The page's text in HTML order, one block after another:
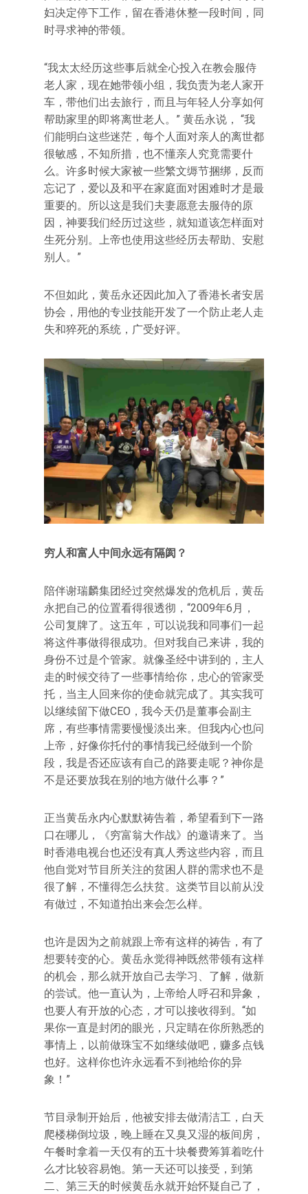
妇决定停下工作，留在香港休整一段时间，同
时寻求神的带领。
“我太太经历这些事后就全心投入在教会服侍
老人家，现在她带领小组，我负责为老人家开
车，带他们出去旅行，而且与年轻人分享如何
帮助家里的即将离世老人。” 黄岳永说， “我
们能明白这些迷茫，每个人面对亲人的离世都
很敏感，不知所措，也不懂亲人究竟需要什
么。许多时候大家被一些繁文缛节捆绑，反而
忘记了，爱以及和平在家庭面对困难时才是最
重要的。所以这是我们夫妻愿意去服侍的原
因，神要我们经历过这些，就知道该怎样面对
生死分别。上帝也使用这些经历去帮助、安慰
别人。”
不但如此，黄岳永还因此加入了香港长者安居
协会，用他的专业技能开发了一个防止老人走
失和猝死的系统，广受好评。
穷人和富人中间永远有隔阂？
陪伴谢瑞麟集团经过突然爆发的危机后，黄岳
永把自己的位置看得很透彻，“2009年6月，
公司复牌了。这五年，可以说我和同事们一起
将这件事做得很成功。但对我自己来讲，我的
身份不过是个管家。就像圣经中讲到的，主人
走的时候交待了一些事情给你，忠心的管家受
托，当主人回来你的使命就完成了。其实我可
以继续留下做CEO，我今天仍是董事会副主
席，有些事情需要慢慢淡出来。但我内心也问
上帝，好像你托付的事情我已经做到一个阶
段，我是否还应该有自己的路要走呢？神你是
不是还要放我在别的地方做什么事？”
正当黄岳永内心默默祷告着，希望看到下一路
口在哪儿，《穷富翁大作战》的邀请来了。当
时香港电视台也还没有真人秀这些内容，而且
他自觉对节目所关注的贫困人群的需求也不是
很了解，不懂得怎么扶贫。这类节目以前从没
有做过，不知道拍出来会怎么样。
也许是因为之前就跟上帝有这样的祷告，有了
想要转变的心。黄岳永觉得神既然带领有这样
的机会，那么就开放自己去学习、了解，做新
的尝试。他一直认为，上帝给人呼召和异象，
也要人有开放的心态，才可以接收得到。“如
果你一直是封闭的眼光，只定睛在你所熟悉的
事情上，以前做珠宝不如继续做吧，赚多点钱
也好。这样你也许永远看不到祂给你的异
象！”
节目录制开始后，他被安排去做清洁工，白天
爬楼梯倒垃圾，晚上睡在又臭又湿的板间房，
午餐时拿着一天仅有的五十块餐费筹算着吃什
么才比较容易饱。第一天还可以接受，到第
二、第三天的时候黄岳永就开始怀疑自己了，